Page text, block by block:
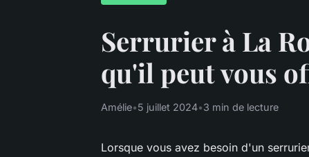
Serrurier à La
qu'il peut vous
Amélie•5 juillet 2024•3 min de lecture
Lorsque vous avez besoin d'un